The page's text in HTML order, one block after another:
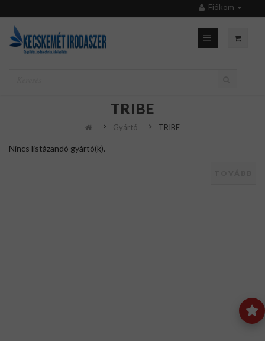
Fiókom
TRIBE
Gyártó TRIBE
Nincs listázandó gyártó(k).